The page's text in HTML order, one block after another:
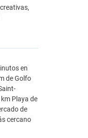
en
de Golfo
Playa de
de
cercano